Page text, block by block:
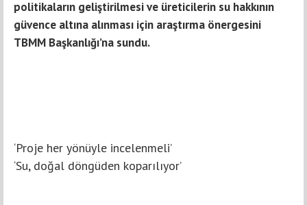
politikaların geliştirilmesi ve üreticilerin su hakkının
güvence altına alınması için araştırma önergesini
TBMM Başkanlığı’na sundu.
‘Proje her yönüyle incelenmeli’
‘Su, doğal döngüden koparılıyor’